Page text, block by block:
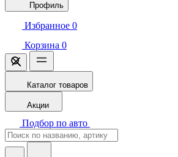
Профиль
Избранное 0
Корзина 0
Каталог товаров
Акции
Подбор по авто